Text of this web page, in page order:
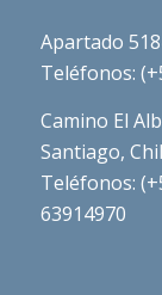
Apartado
Teléfonos:
Camino El
Santiago,
Teléfonos:
63914970